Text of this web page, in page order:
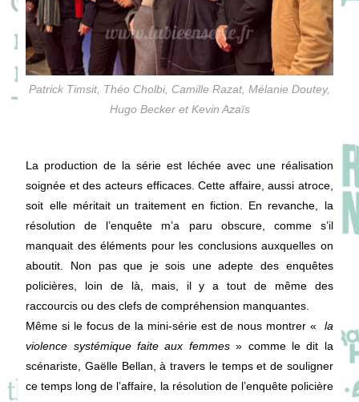
Patrick Timsit, Théo Cholbi, Camille Razat, Mélanie Doutey,
Hugo Becker et Kevin Azaïs
La production de la série est léchée avec une réalisation
soignée et des acteurs efficaces. Cette affaire, aussi atroce,
soit elle méritait un traitement en fiction. En revanche, la
résolution de l’enquête m’a paru obscure, comme s’il
manquait des éléments pour les conclusions auxquelles on
aboutit. Non pas que je sois une adepte des enquêtes
policières, loin de là, mais, il y a tout de même des
raccourcis ou des clefs de compréhension manquantes.
Même si le focus de la mini-série est de nous montrer «
la
violence systémique faite aux femmes» comme le dit la
scénariste, Gaëlle Bellan, à travers le temps et de souligner
ce temps long de l’affaire, la résolution de l’enquête policière